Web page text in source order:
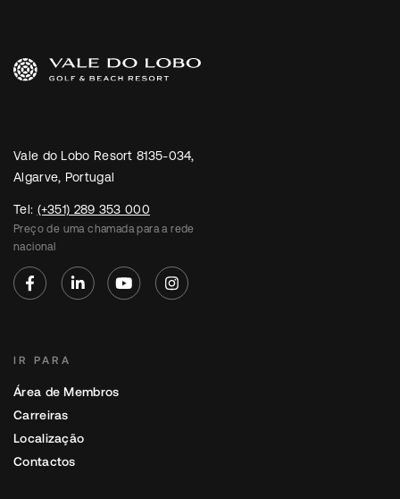
Vale do Lobo Resort 8135-034,
Algarve, Portugal
Tel: (+351) 289 353 000
Preço de uma chamada para a rede
nacional
IR PARA
Área de Membros
Carreiras
Localização
Contactos